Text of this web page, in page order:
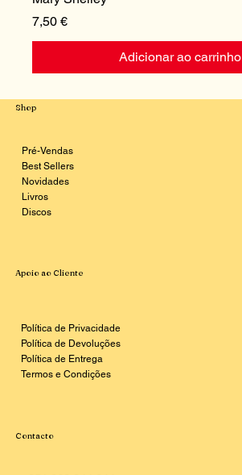
Preço
7,50 €
Adicionar ao carrinho
Shop
Pré-Vendas
Best Sellers
Novidades
Livros
Discos
Apoio ao Cliente
Política de Privacidade
Política de Devoluções
Política de Entrega
Termos e Condições
Contacto